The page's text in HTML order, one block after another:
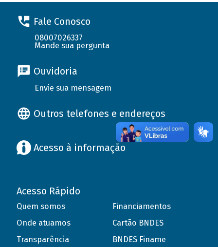
Fale Conosco
08007026337
Mande sua pergunta
Ouvidoria
Envie sua mensagem
Outros telefones e endereços
Acesso à informação
Acesso Rápido
Quem somos
Onde atuamos
Transparência
Financiamentos
Cartão BNDES
BNDES Finame